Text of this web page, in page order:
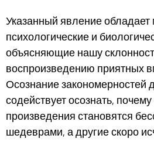
Указанный явление обладает
психологические и
объясняющие нашу
воспроизведению приятных
Осознание закономерностей
содействует осознать,
произведения становятся
шедеврами, а другие скоро